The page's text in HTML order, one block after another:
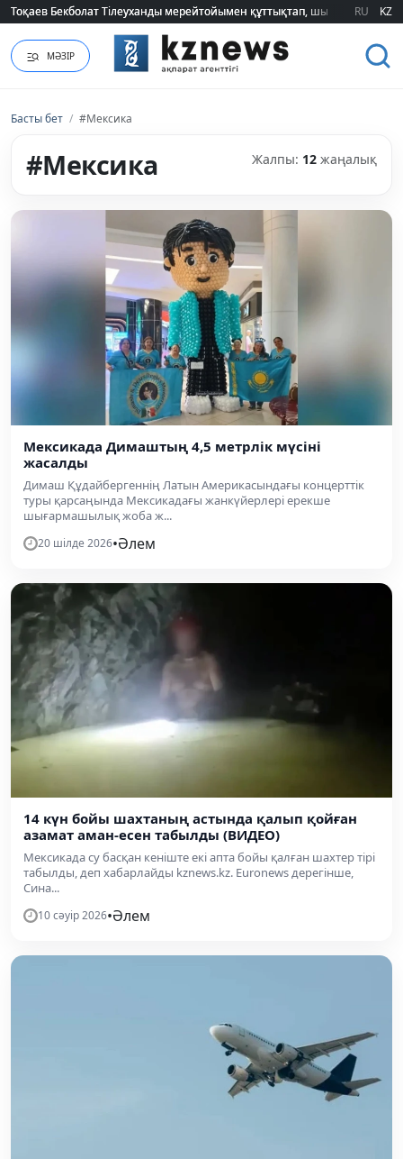
Тоқаев Бекболат Тілеуханды мерейтойымен құттықтап, шығармашылық
Тоқаев Бекболат Тілеуханды мерейтойымен құттықтап, шығармашылық
RU KZ
МӘЗІР
Басты бет / #Мексика
#Мексика Жалпы: 12 жаңалық
Мексикада Димаштың 4,5 метрлік мүсіні
жасалды
Димаш Құдайбергеннің Латын Америкасындағы концерттік
туры қарсаңында Мексикадағы жанкүйерлері ерекше
шығармашылық жоба ж...
20 шілде 2026•Әлем
14 күн бойы шахтаның астында қалып қойған
азамат аман-есен табылды (ВИДЕО)
Мексикада су басқан кеніште екі апта бойы қалған шахтер тірі
табылды, деп хабарлайды kznews.kz. Euronews дерегінше,
Сина...
10 сәуір 2026•Әлем